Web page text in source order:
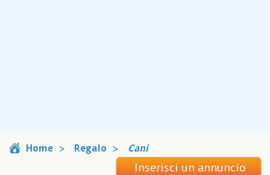
Home Regalo Cani
Inserisci un annuncio